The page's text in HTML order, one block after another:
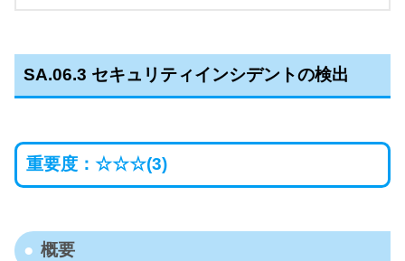
SA.06.3 セキュリティインシデントの検出
重要度：☆☆☆(3)
概要